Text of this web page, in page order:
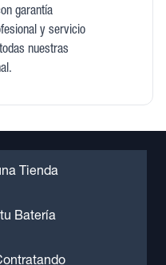
garantía
y servicio
nuestras
Tienda
Batería